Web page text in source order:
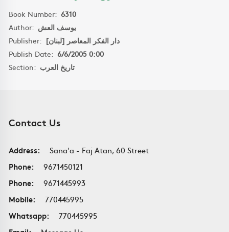
Book Number: 6310
Author: يوسف العش
Publisher: دار الفكر المعاصر [لبنان]
Publish Date: 6/6/2005 0:00
Section: تاريخ العرب
Contact Us
Address:
Sana'a - Faj Atan, 60 Street
Phone:
9671450121
Phone:
9671445993
Mobile:
770445995
Whatsapp:
770445995